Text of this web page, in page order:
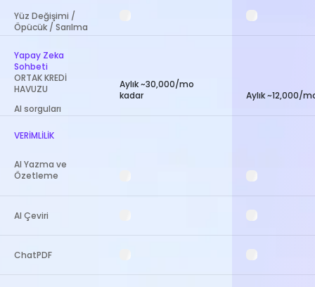
Yüz Değişimi /
Öpücük / Sarılma
Yapay Zeka
Sohbeti
ORTAK KREDİ
HAVUZU
AI sorguları
VERİMLİLİK
AI Yazma ve
Özetleme
AI Çeviri
ChatPDF
Aylık ~30,000/mo
kadar
Aylık ~12,000/